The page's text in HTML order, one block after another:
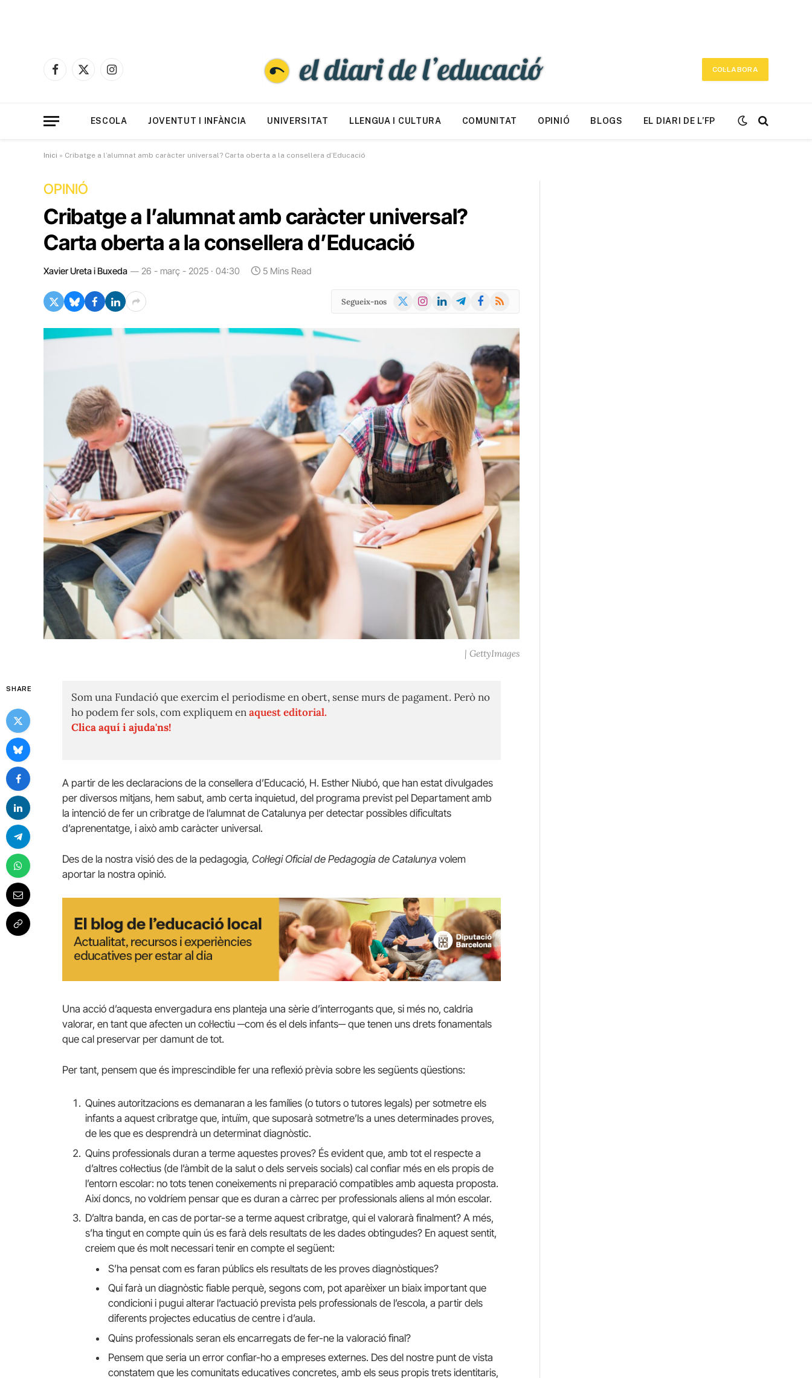
Facebook
X
Instagram
COL·LABORA
ESCOLA JOVENTUT I INFÀNCIA UNIVERSITAT LLENGUA I CULTURA COMUNITAT OPINIÓ BLOGS EL DIARI DE L’FP
Inici » Cribatge a l’alumnat amb caràcter universal? Carta oberta a la consellera d’Educació
OPINIÓ
Cribatge a l’alumnat amb caràcter universal?
Carta oberta a la consellera d’Educació
Xavier Ureta i Buxeda 26 - març - 2025 · 04:30 5 Mins Read
Segueix-nos
X
Instagram
LinkedInTelegramFacebook
RSS
| GettyImages
SHARE
Som una Fundació que exercim el periodisme en obert, sense murs de pagament. Però no
ho podem fer sols, com expliquem enaquest editorial.
Clica aquí i ajuda'ns!
A partir de les declaracions de la consellera d’Educació, H. Esther Niubó, que han estat divulgades
per diversos mitjans, hem sabut, amb certa inquietud, del programa previst pel Departament amb
la intenció de fer un cribratge de l’alumnat de Catalunya per detectar possibles dificultats
d’aprenentatge, i això amb caràcter universal.
Des de la nostra visió des de la pedagogia, Col·legi Oficial de Pedagogia de Catalunya volem
aportar la nostra opinió.
Una acció d’aquesta envergadura ens planteja una sèrie d’interrogants que, si més no, caldria
valorar, en tant que afecten un col·lectiu ─com és el dels infants─ que tenen uns drets fonamentals
que cal preservar per damunt de tot.
Per tant, pensem que és imprescindible fer una reflexió prèvia sobre les següents qüestions:
Quines autoritzacions es demanaran a les famílies (o tutors o tutores legals) per sotmetre els
infants a aquest cribratge que, intuïm, que suposarà sotmetre’ls a unes determinades proves,
de les que es desprendrà un determinat diagnòstic.
Quins professionals duran a terme aquestes proves? És evident que, amb tot el respecte a
d’altres col·lectius (de l’àmbit de la salut o dels serveis socials) cal confiar més en els propis de
l’entorn escolar: no tots tenen coneixements ni preparació compatibles amb aquesta proposta.
Així doncs, no voldríem pensar que es duran a càrrec per professionals aliens al món escolar.
D’altra banda, en cas de portar-se a terme aquest cribratge, qui el valorarà finalment? A més,
s’ha tingut en compte quin ús es farà dels resultats de les dades obtingudes? En aquest sentit,
creiem que és molt necessari tenir en compte el següent:
S’ha pensat com es faran públics els resultats de les proves diagnòstiques?
Qui farà un diagnòstic fiable perquè, segons com, pot aparèixer un biaix important que
condicioni i pugui alterar l’actuació prevista pels professionals de l’escola, a partir dels
diferents projectes educatius de centre i d’aula.
Quins professionals seran els encarregats de fer-ne la valoració final?
Pensem que seria un error confiar-ho a empreses externes. Des del nostre punt de vista
constatem que les comunitats educatives concretes, amb els seus propis trets identitaris,